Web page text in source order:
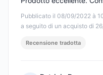
Pubblicato il 08/09/2022 à
a seguito di un acquisto di
Recensione tradotta